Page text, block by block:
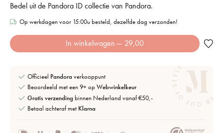
Bedel uit de Pandora ID collectie van Pandora.
Op werkdagen voor 15:00u besteld, dezelfde dag verzonden!
In winkelwagen — 29,00
Officieel Pandora verkooppunt
Beoordeeld met een 9+ opWebwinkelkeur
Gratis verzending binnen Nederland vanaf €50,-
Betaal achteraf met Klarna